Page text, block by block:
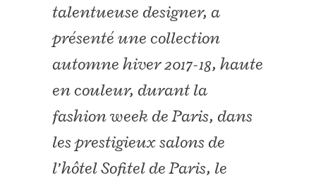
talentueuse designer, a
présenté une collection
automne hiver 2017-18, haute
en couleur, durant la
fashion week de Paris, dans
les prestigieux salons de
l’hôtel Sofitel de Paris, le